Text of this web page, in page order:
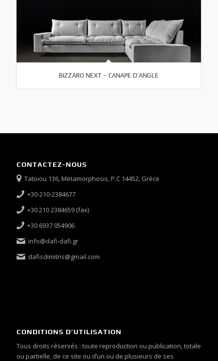
BIZZARO NEXT – CANAPE D’ANGLE
CONTACTEZ-NOUS
Tatoiou 136, Metamorphosis, P.C 14452, Grèce
+30-210-2384677
+30 210 2384659 (fax)
+30 6937 054906
info@dafi-dafi.gr
dafisdimitris@gmail.com
CONDITIONS D’UTILISATION
Tous droits réservés : toute reproduction ou publication, totale
ou partielle, de ce site ou d’un ou de plusieurs de ses